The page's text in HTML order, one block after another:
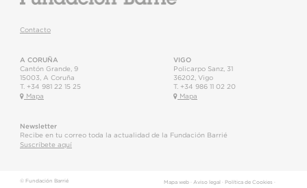
Contacto
A CORUÑA
Cantón Grande, 9
15003
A Coruña
T. +34 981 22 15 25
Mapa
VIGO
Policarpo Sanz, 31
36202 Vigo
T. +34 986 11 02 20
Mapa
Newsletter
Recibe en tu correo toda la actualidad de la Fundación Barrié
Suscríbete aquí
© Fundación Barrié Mapa web· Aviso legal · Política de Cookies ·